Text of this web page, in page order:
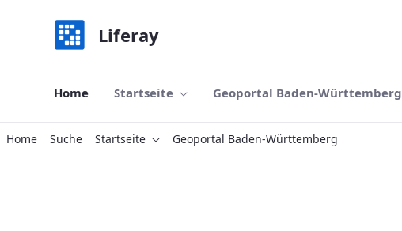
Liferay
Home Startseite Geoportal Baden-Württemberg
Home
Home Suche Startseite Geoportal Baden-Württemberg